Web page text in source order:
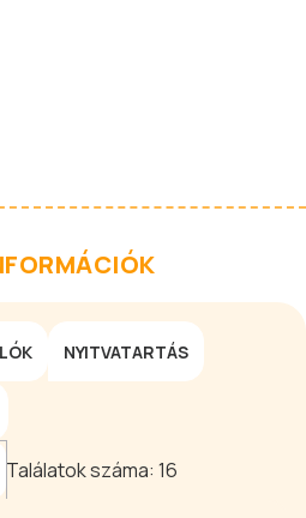
NYITVATARTÁS
Találatok száma: 16